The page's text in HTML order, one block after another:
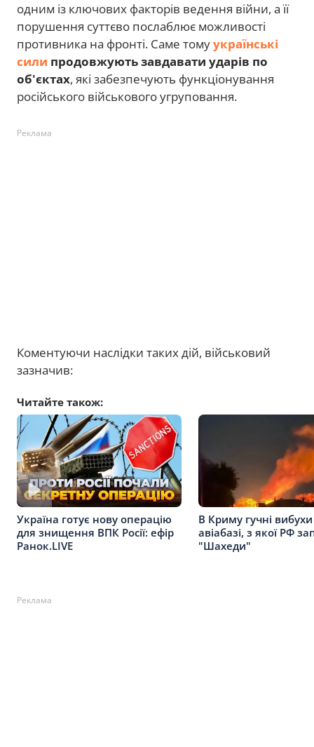
одним із ключових факторів ведення війни, а її
порушення суттєво послаблює можливості
противника на фронті. Саме томуукраїнські
сили продовжують завдавати ударів по
об'єктах, які забезпечують функціонування
російського військового угруповання.
Реклама
Коментуючи наслідки таких дій, військовий
зазначив:
Читайте також:
Україна готує нову операцію
для знищення ВПК Росії: ефір
Ранок.LIVE
В Криму гучні
авіабазі, з якої РФ
"Шахеди"
Реклама